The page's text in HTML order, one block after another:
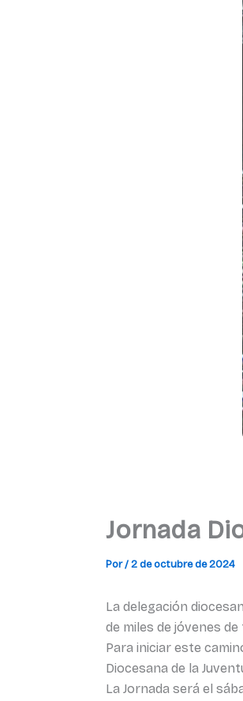
Jornada
Por/2 de octubre de 2024
La delegación
de miles de jóvenes
Para iniciar este
Diocesana de la
La Jornada será el